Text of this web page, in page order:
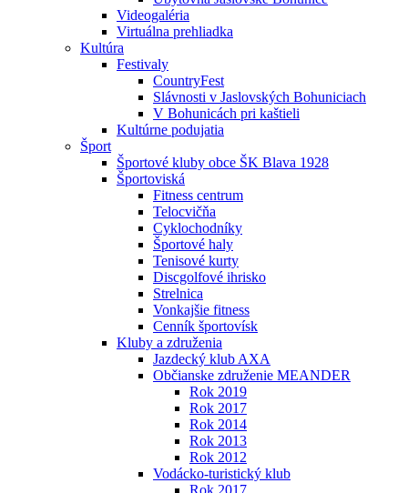
Videogaléria
Virtuálna prehliadka
Kultúra
Festivaly
CountryFest
Slávnosti v Jaslovských Bohuniciach
V Bohunicách pri kaštieli
Kultúrne podujatia
Šport
Športové kluby obce ŠK Blava 1928
Športoviská
Fitness centrum
Telocvičňa
Cyklochodníky
Športové haly
Tenisové kurty
Discgolfové ihrisko
Strelnica
Vonkajšie fitness
Cenník športovísk
Kluby a združenia
Jazdecký klub AXA
Občianske združenie MEANDER
Rok 2019
Rok 2017
Rok 2014
Rok 2013
Rok 2012
Vodácko-turistický klub
Rok 2017